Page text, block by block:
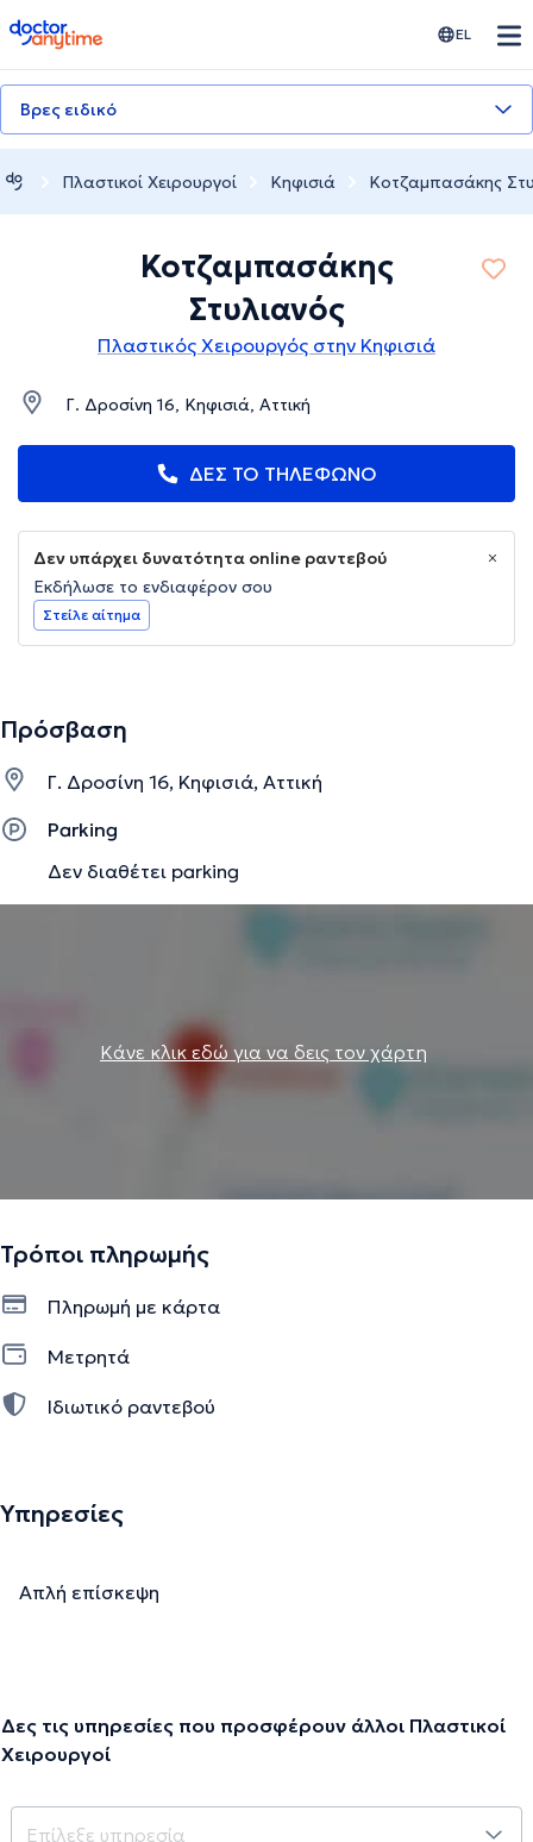
doctoranytime EL
Βρες ειδικό
Πλαστικοί Χειρουργοί Κηφισιά Κοτζαμπασάκης
Κοτζαμπασάκης
Στυλιανός
Πλαστικός Χειρουργός στην Κηφισιά
Γ. Δροσίνη 16, Κηφισιά, Αττική
ΔΕΣ ΤΟ ΤΗΛΕΦΩΝΟ
Δεν υπάρχει δυνατότητα online ραντεβού
Εκδήλωσε το ενδιαφέρον σου
Στείλε αίτημα
Πρόσβαση
Γ. Δροσίνη 16, Κηφισιά, Αττική
Parking
Δεν διαθέτει parking
Κάνε κλικ εδώ για να δεις τον χάρτη
Τρόποι πληρωμής
Πληρωμή με κάρτα
Μετρητά
Ιδιωτικό ραντεβού
Υπηρεσίες
Απλή επίσκεψη
Δες τις υπηρεσίες που προσφέρουν άλλοι Πλαστικοί
Χειρουργοί